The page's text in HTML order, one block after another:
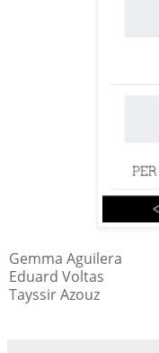
Gemma Aguilera
Eduard Voltas
Tayssir Azouz